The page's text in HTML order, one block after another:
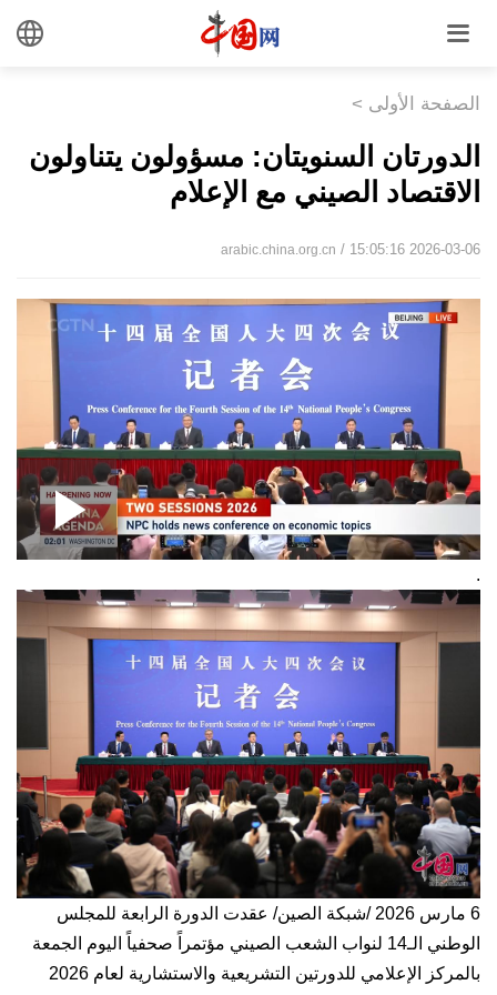
الصفحة الأولى >
الدورتان السنويتان: مسؤولون يتناولون
الاقتصاد الصيني مع الإعلام
arabic.china.org.cn / 15:05:16 2026-03-06
Play
Play Mute
Loaded
Picture-
in-
Picture
0:00/--:--
.
6 مارس 2026
/شبكة الصين/ عقدت الدورة الرابعة للمجلس
الوطني الـ14 لنواب الشعب الصيني مؤتمراً صحفياً اليوم الجمعة
بالمركز الإعلامي ‏للدورتين التشريعية والاستشارية لعام 2026